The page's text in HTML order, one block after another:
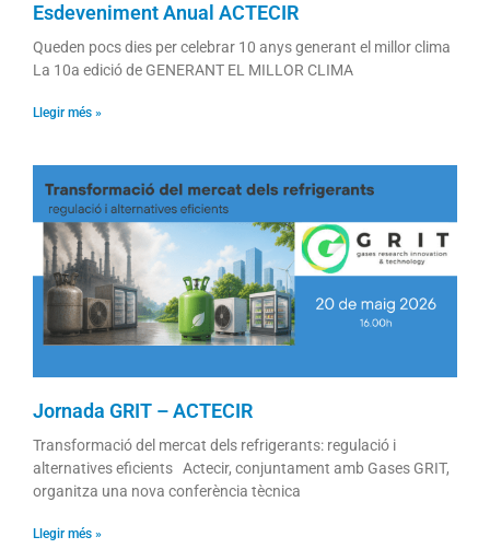
Esdeveniment Anual ACTECIR
Queden pocs dies per celebrar 10 anys generant el millor clima
La 10a edició de GENERANT EL MILLOR CLIMA
Llegir més »
Jornada GRIT – ACTECIR
Transformació del mercat dels refrigerants: regulació i
alternatives eficients Actecir, conjuntament amb Gases GRIT,
organitza una nova conferència tècnica
Llegir més »